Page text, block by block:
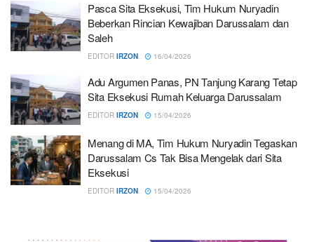
Pasca Sita Eksekusi, Tim Hukum Nuryadin
Beberkan Rincian Kewajiban Darussalam dan
Saleh
EDITOR IRZON 16/04/2026
Adu Argumen Panas, PN Tanjung Karang Tetap
Sita Eksekusi Rumah Keluarga Darussalam
EDITOR IRZON 15/04/2026
Menang di MA, Tim Hukum Nuryadin Tegaskan
Darussalam Cs Tak Bisa Mengelak dari Sita
Eksekusi
EDITOR IRZON 15/04/2026